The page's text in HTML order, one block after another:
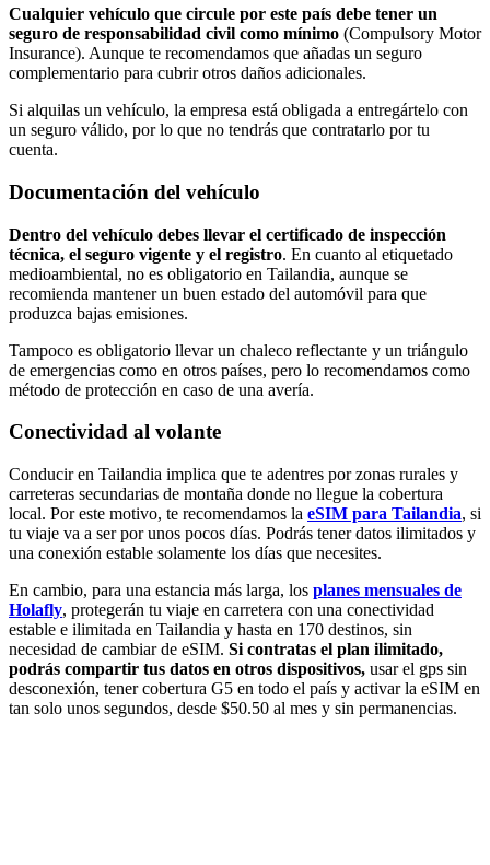
Cualquier vehículo que circule por este país debe tener un
seguro de responsabilidad civil como mínimo (Compulsory Motor
Insurance). Aunque te recomendamos que añadas un seguro
complementario para cubrir otros daños adicionales.
Si alquilas un vehículo, la empresa está obligada a entregártelo con
un seguro válido, por lo que no tendrás que contratarlo por tu
cuenta.
Documentación del vehículo
Dentro del vehículo debes llevar el certificado de inspección
técnica, el seguro vigente y el registro. En cuanto al etiquetado
medioambiental, no es obligatorio en Tailandia, aunque se
recomienda mantener un buen estado del automóvil para que
produzca bajas emisiones.
Tampoco es obligatorio llevar un chaleco reflectante y un triángulo
de emergencias como en otros países, pero lo recomendamos como
método de protección en caso de una avería.
Conectividad al volante
Conducir en Tailandia implica que te adentres por zonas rurales y
carreteras secundarias de montaña donde no llegue la cobertura
local. Por este motivo, te recomendamos la eSIM para Tailandia, si
tu viaje va a ser por unos pocos días. Podrás tener datos ilimitados y
una conexión estable solamente los días que necesites.
En cambio, para una estancia más larga, los planes mensuales de
Holafly, protegerán tu viaje en carretera con una conectividad
estable e ilimitada en Tailandia y hasta en 170 destinos, sin
necesidad de cambiar de eSIM. Si contratas el plan ilimitado,
podrás compartir tus datos en otros dispositivos, usar el gps sin
desconexión, tener cobertura G5 en todo el país y activar la eSIM en
tan solo unos segundos, desde $50.50 al mes y sin permanencias.